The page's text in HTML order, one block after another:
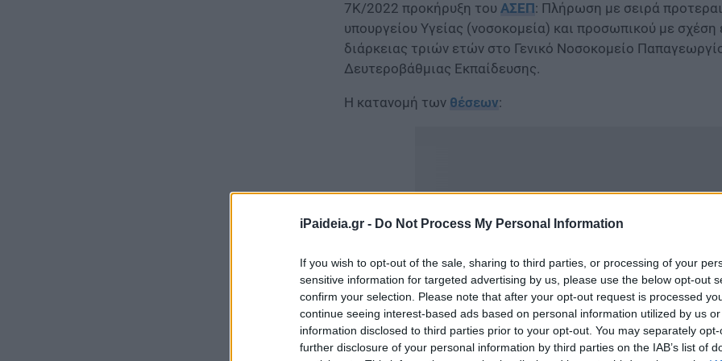
iPaideia.gr - Do Not Process My Personal Information
If you wish to opt-out of the sale, sharing to third parties, or processing of your
sensitive information for targeted advertising by us, please use the below opt-out
confirm your selection. Please note that after your opt-out request is processed
continue seeing interest-based ads based on personal information utilized by us
information disclosed to third parties prior to your opt-out. You may separately
further disclosure of your personal information by third parties on the IAB’s list of
7K/2022 προκήρυξη του ΑΣΕΠ: Πλήρωση με σειρά
υπουργείου Υγείας (νοσοκομεία) και προσωπικού με
διάρκειας τριών ετών στο Γενικό Νοσοκομείο
Δευτεροβάθμιας Εκπαίδευσης.
Η κατανομή των θέσεων:
Α΄ Κατηγορία Πανεπιστημιακής Εκπαίδευσης (Π.Ε.),